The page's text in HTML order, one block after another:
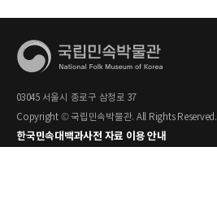
03045 서울시 종로구 삼청로 37
Copyright © 국립민속박물관. All Rights Reserved.
한국민속대백과사전 자료 이용 안내